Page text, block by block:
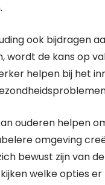
ook bijdragen
wordt de kans op
helpen bij het
ouderen helpen
omgeving
bewust zijn van
welke opties er